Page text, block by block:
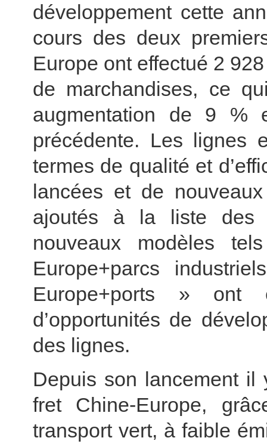
développement cette
cours des deux
Europe ont effectué 2
de marchandises, ce
augmentation de 9 %
précédente. Les lignes
termes de qualité et
lancées et de
ajoutés à la liste des
nouveaux modèles
Europe+parcs
Europe+ports » ont
d’opportunités de
des lignes.
Depuis son lancement
fret Chine-Europe,
transport vert, à faible